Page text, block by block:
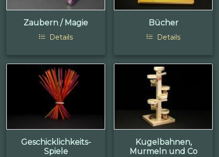
Zaubern / Magie
Details
Bücher
Details
Geschicklichkeits-
Spiele
Kugelbahnen,
Murmeln und Co